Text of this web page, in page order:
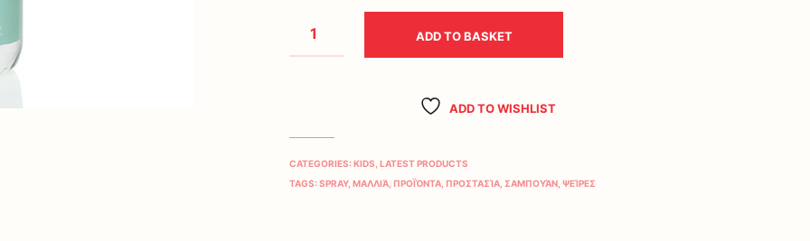
ADD TO BASKET
ADD TO WISHLIST
CATEGORIES:KIDS ,LATEST PRODUCTS
TAGS:SPRAY,ΜΑΛΛΙΆ ΠΡΟΪΌΝΤΑ ΠΡΟΣΤΑΣΊΑ ΣΑΜΠΟΥΆΝ ,ΨΕΊΡΕΣ